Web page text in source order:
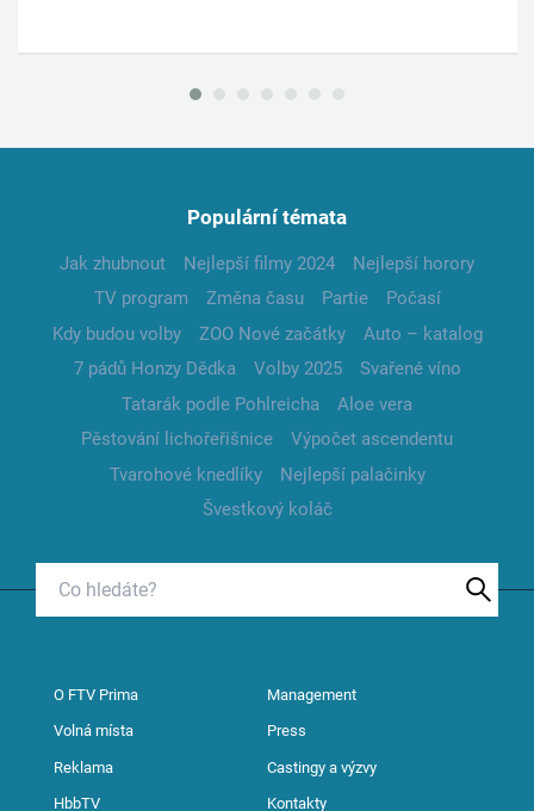
Populární témata
Jak zhubnout Nejlepší filmy 2024
Nejlepší horory
TV program
Změna času Partie
Počasí
Kdy budou volby
ZOO Nové začátky
Auto – katalog
7 pádů Honzy Dědka
Volby 2025
Svařené víno
Tatarák podle Pohlreicha
Aloe vera
Pěstování lichořeřišnice
Výpočet ascendentu
Tvarohové knedlíky
Nejlepší palačinky
Švestkový koláč
O FTV Prima Management
Volná místa Press
Reklama Castingy a výzvy
HbbTV Kontakty